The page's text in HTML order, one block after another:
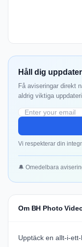
Håll dig
Få aviseringar direkt
aldrig viktiga
Vi respekterar din
🔔 Omedelbara
Om BH Photo
Upptäck en allt-i-